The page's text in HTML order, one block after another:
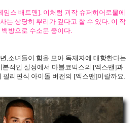
임스 배트맨]. 이처럼 괴작 슈퍼히어로물에
는 상당히 뿌리가 깊다고 할 수 있다. 이 작
방으로 수소문 중이다.
,소녀들이 힘을 모아 독재자에 대항한다는
적인 설정에서 마블코믹스의 [엑스맨]과
필리핀식 아이돌 버전의 [엑스맨]이랄까요.